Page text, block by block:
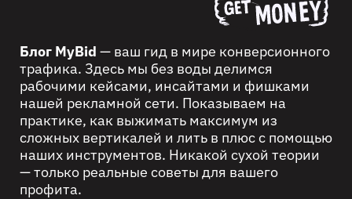
Блог MyBid — ваш гид в мире конверсионного
трафика. Здесь мы без воды делимся
рабочими кейсами, инсайтами и фишками
нашей рекламной сети. Показываем на
практике, как выжимать максимум из
сложных вертикалей и лить в плюс с помощью
наших инструментов. Никакой сухой теории
— только реальные советы для вашего
профита.